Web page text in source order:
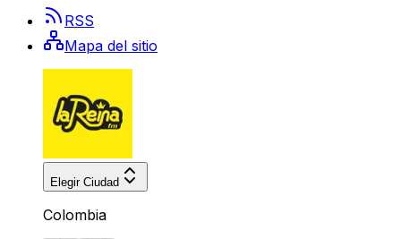
RSS
Mapa del sitio
Elegir Ciudad
Colombia